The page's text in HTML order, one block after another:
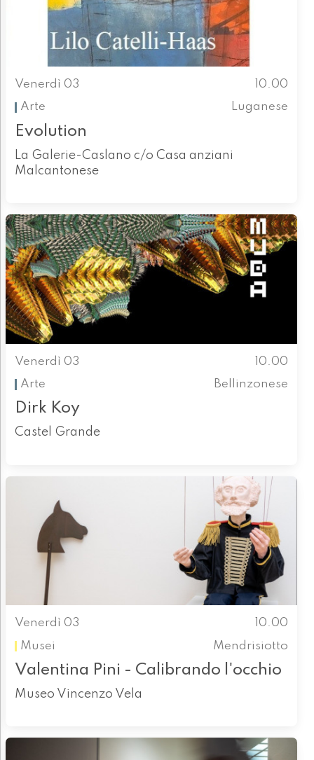
Venerdì 03
10.00
Arte
Luganese
Evolution
La Galerie-Caslano c/o Casa anziani
Malcantonese
Venerdì 03
10.00
Arte
Bellinzonese
Dirk Koy
Castel Grande
Venerdì 03
10.00
Musei
Mendrisiotto
Valentina Pini - Calibrando l'occhio
Museo Vincenzo Vela